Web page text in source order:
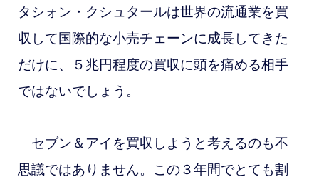
タシォン・クシュタールは世界の流通業を買
収して国際的な小売チェーンに成長してきた
だけに、５兆円程度の買収に頭を痛める相手
ではないでしょう。
セブン＆アイを買収しようと考えるのも不
思議ではありません。この３年間でとても割